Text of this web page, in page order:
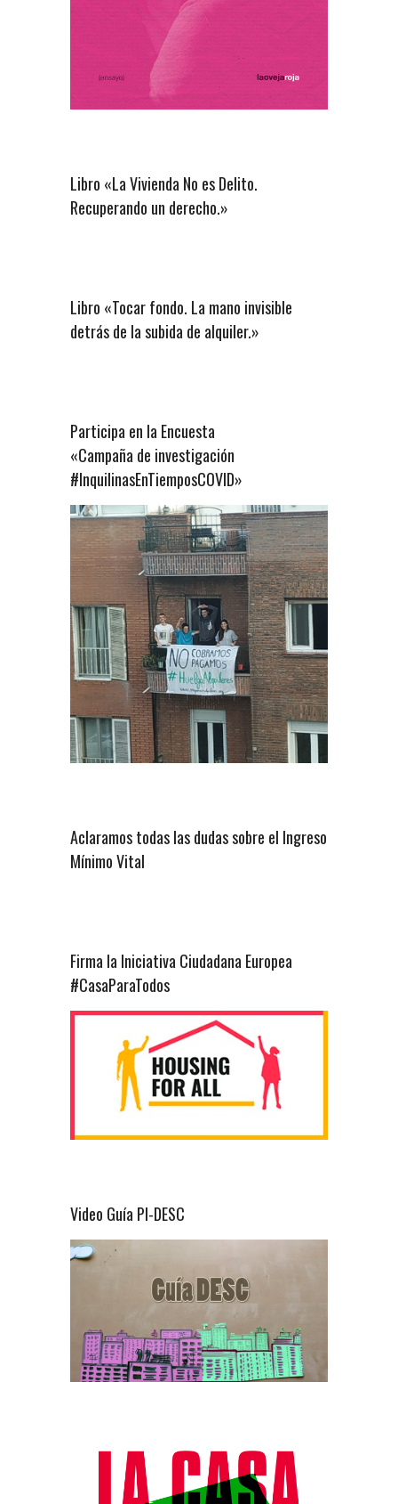
Libro «La Vivienda No es Delito.
Recuperando un derecho.»
Libro «Tocar fondo. La mano invisible
detrás de la subida de alquiler.»
Participa en la Encuesta
«Campaña de investigación
#InquilinasEnTiemposCOVID»
Aclaramos todas las dudas sobre el Ingreso
Mínimo Vital
Firma la Iniciativa Ciudadana Europea
#CasaParaTodos
Video Guía PI-DESC